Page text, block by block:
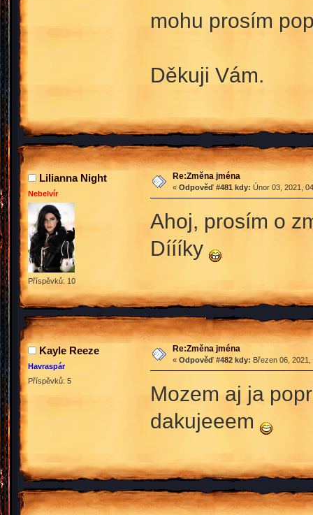
mohu prosím
Děkuji Vám.
Lilianna Night
Nebelvír
Příspěvků: 10
Re:Změna jména
« Odpověď #481 kdy: Únor 03, 2021,
Ahoj, prosím o
Díííky
Kayle Reeze
Havraspár
Příspěvků: 5
Re:Změna jména
« Odpověď #482 kdy: Březen 06,
Mozem aj ja
dakujeeem